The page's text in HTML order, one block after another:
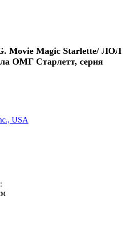
Movie Magic Starlette/ ЛОЛ
ОМГ Старлетт, серия
USA